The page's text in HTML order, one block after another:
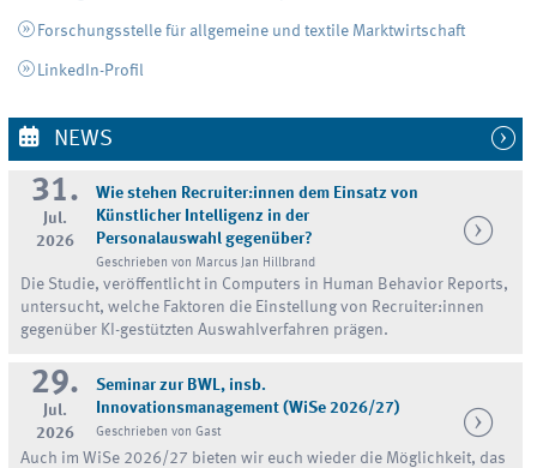
Forschungsstelle für allgemeine und textile Marktwirtschaft
LinkedIn-Profil
NEWS
31.
Jul.
2026
Wie stehen Recruiter:innen dem Einsatz von
Künstlicher Intelligenz in der
Personalauswahl gegenüber?
Geschrieben von Marcus Jan Hillbrand
Die Studie, veröffentlicht in Computers in Human Behavior Reports,
untersucht, welche Faktoren die Einstellung von Recruiter:innen
gegenüber KI-gestützten Auswahlverfahren prägen.
29.
Jul.
2026
Seminar zur BWL, insb.
Innovationsmanagement (WiSe 2026/27)
Geschrieben von Gast
Auch im WiSe 2026/27 bieten wir euch wieder die Möglichkeit, das